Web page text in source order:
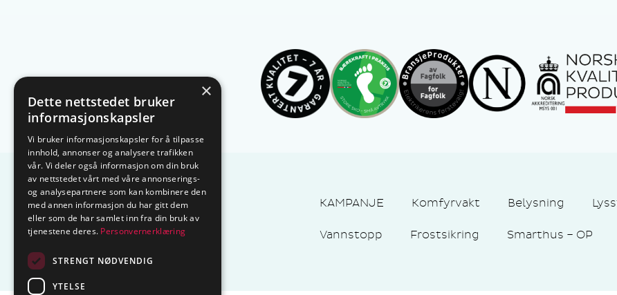
KAMPANJE Komfyrvakt Belysning
Vannstopp Frostsikring Smarthus – OP
×
Dette nettstedet bruker
informasjonskapsler
Vi bruker informasjonskapsler for å tilpasse
innhold, annonser og analysere trafikken
vår. Vi deler også informasjon om din bruk
av nettstedet vårt med våre annonserings-
og analysepartnere som kan kombinere den
med annen informasjon du har gitt dem
eller som de har samlet inn fra din bruk av
tjenestene deres. Personvernerklæring
STRENGT NØDVENDIG
YTELSE